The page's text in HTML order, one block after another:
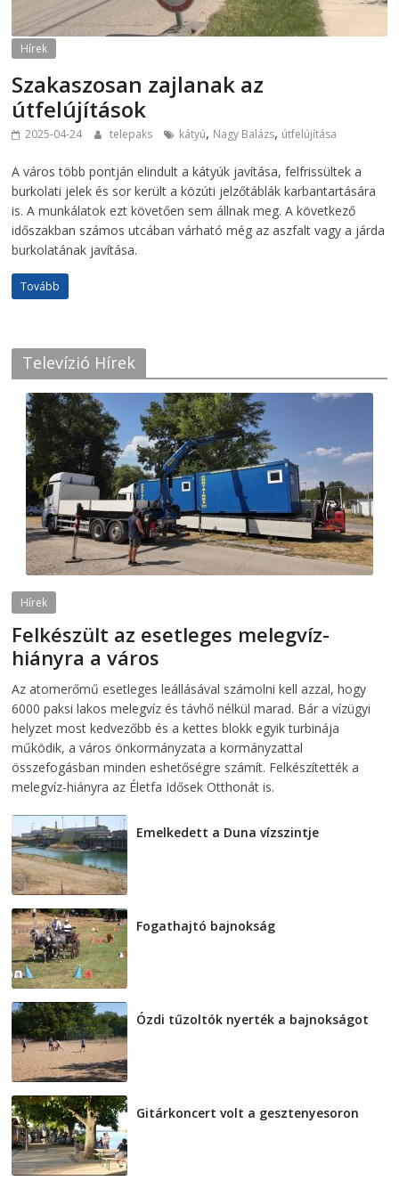
Hírek
Szakaszosan zajlanak az
útfelújítások
2025-04-24 telepaks kátyú, Nagy Balázs, útfelújítása
A város több pontján elindult a kátyúk javítása, felfrissültek a
burkolati jelek és sor került a közúti jelzőtáblák karbantartására
is. A munkálatok ezt követően sem állnak meg. A következő
időszakban számos utcában várható még az aszfalt vagy a járda
burkolatának javítása.
Tovább
Televízió Hírek
Hírek
Felkészült az esetleges melegvíz-
hiányra a város
Az atomerőmű esetleges leállásával számolni kell azzal, hogy
6000 paksi lakos melegvíz és távhő nélkül marad. Bár a vízügyi
helyzet most kedvezőbb és a kettes blokk egyik turbinája
működik, a város önkormányzata a kormányzattal
összefogásban minden eshetőségre számít. Felkészítették a
melegvíz-hiányra az Életfa Idősek Otthonát is.
Emelkedett a Duna vízszintje
Fogathajtó bajnokság
Ózdi tűzoltók nyerték a bajnokságot
Gitárkoncert volt a gesztenyesoron